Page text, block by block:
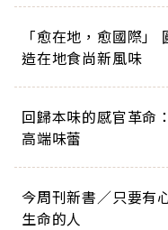
「愈在地，愈國際
造在地食尚新風味
回歸本味的感官革命
高端味蕾
今周刊新書／只要有
生命的人